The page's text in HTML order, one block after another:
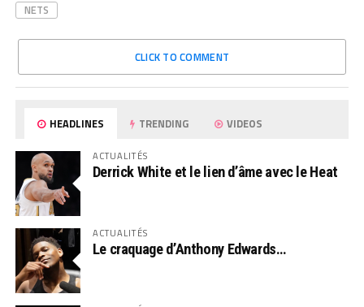
NETS
CLICK TO COMMENT
HEADLINES TRENDING VIDEOS
ACTUALITÉS
Derrick White et le lien d’âme avec le Heat
ACTUALITÉS
Le craquage d’Anthony Edwards…